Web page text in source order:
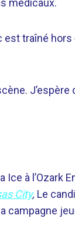
médicaux.
est traîné
J’espère
à l’Ozark
City, Le
campagne